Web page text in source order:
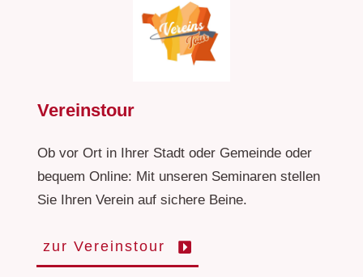
Vereinstour
Ob vor Ort in Ihrer Stadt oder Gemeinde oder
bequem Online: Mit unseren Seminaren stellen
Sie Ihren Verein auf sichere Beine.
zur Vereinstour